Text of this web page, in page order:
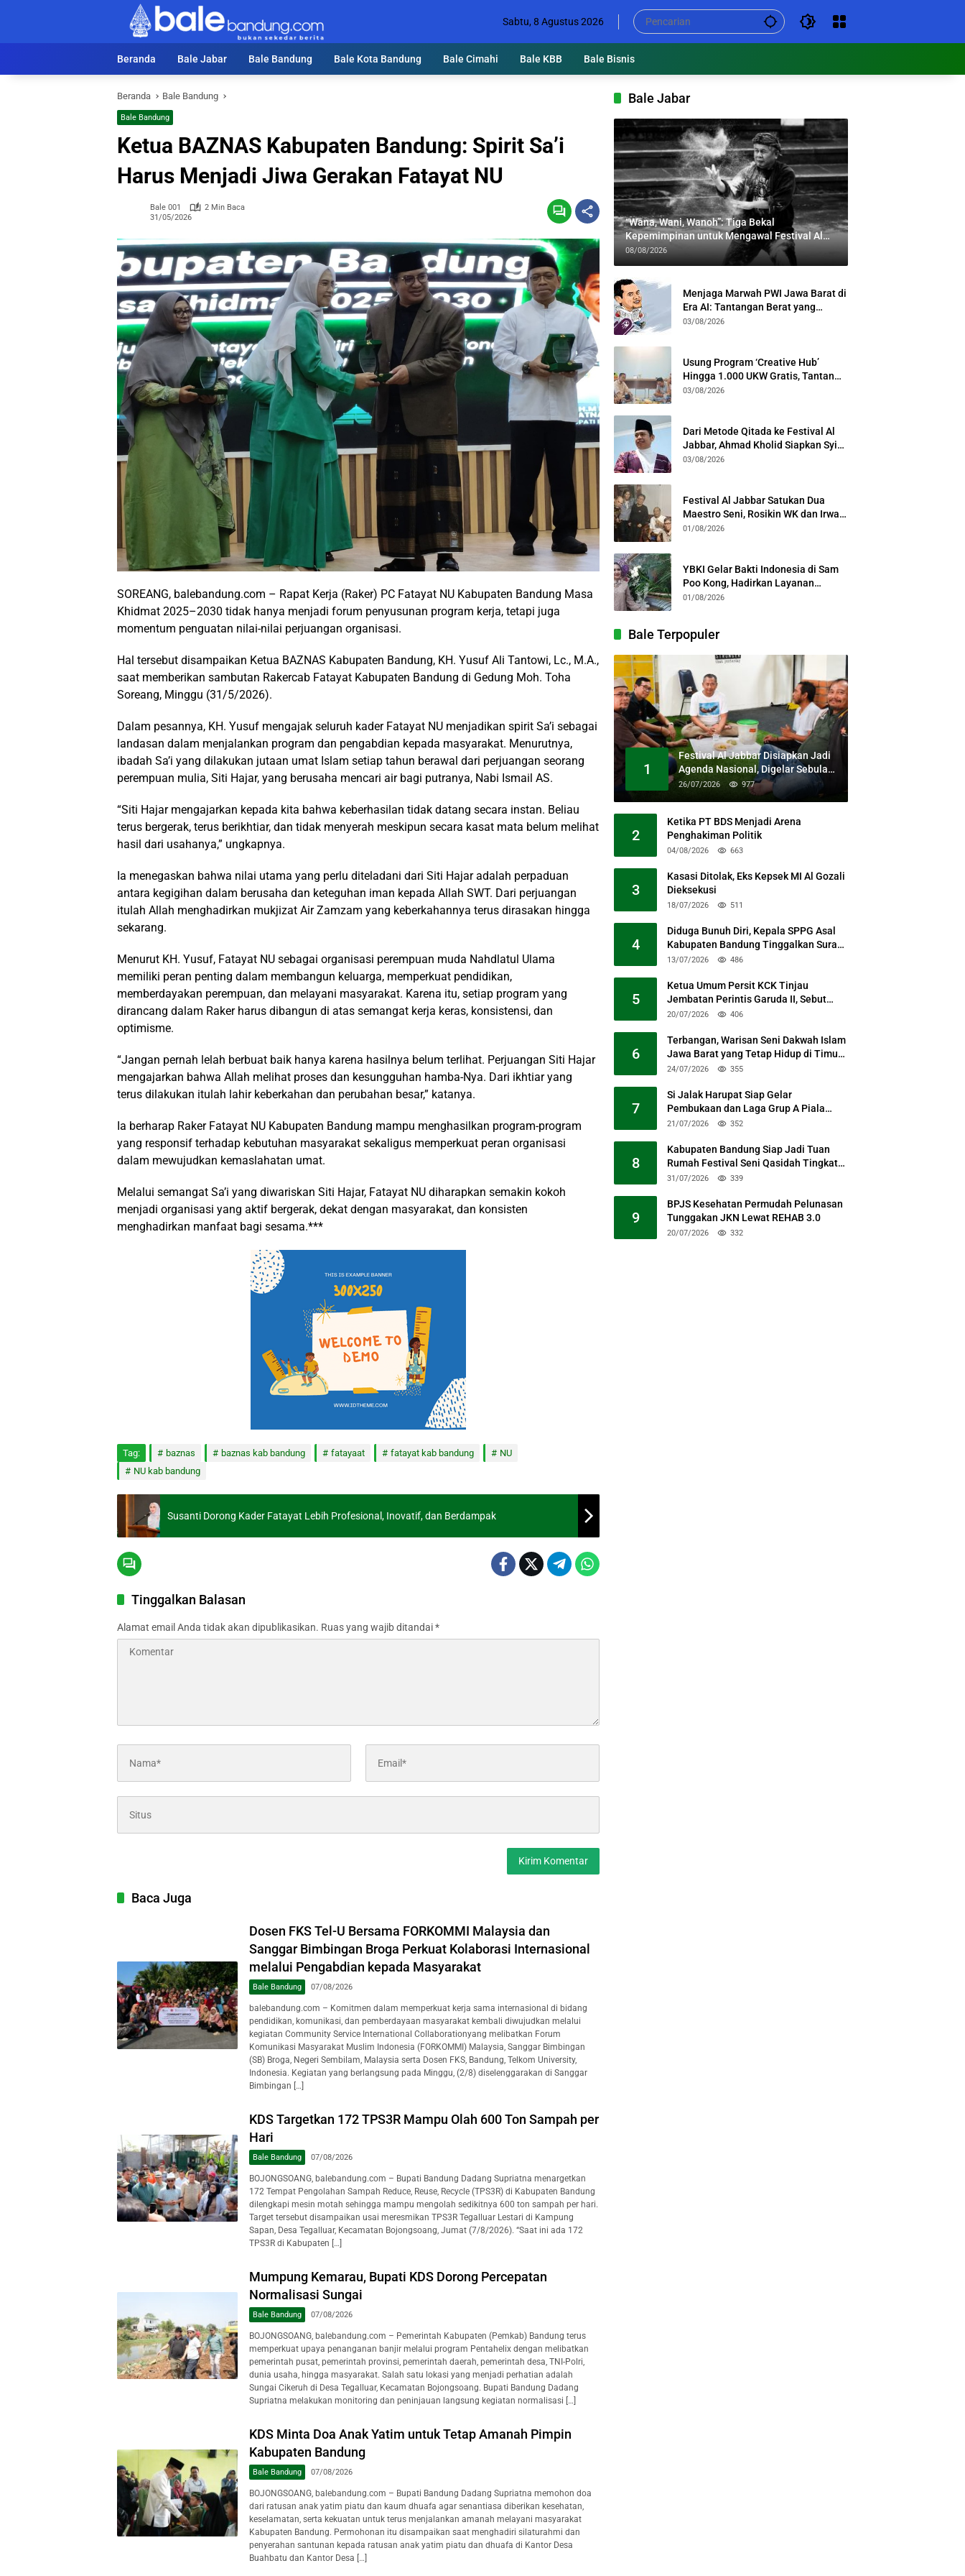
Sabtu, 8 Agustus 2026
Beranda Bale Jabar Bale Bandung Bale Kota Bandung Bale Cimahi Bale KBB Bale Bisnis
Beranda Bale Bandung
Bale Bandung
Ketua BAZNAS Kabupaten Bandung: Spirit Sa’i
Harus Menjadi Jiwa Gerakan Fatayat NU
Bale 001
2 Min Baca
31/05/2026
SOREANG, balebandung.com – Rapat Kerja (Raker) PC Fatayat NU Kabupaten Bandung Masa
Khidmat 2025–2030 tidak hanya menjadi forum penyusunan program kerja, tetapi juga
momentum penguatan nilai-nilai perjuangan organisasi.
Hal tersebut disampaikan Ketua BAZNAS Kabupaten Bandung, KH. Yusuf Ali Tantowi, Lc., M.A.,
saat memberikan sambutan Rakercab Fatayat Kabupaten Bandung di Gedung Moh. Toha
Soreang, Minggu (31/5/2026).
Dalam pesannya, KH. Yusuf mengajak seluruh kader Fatayat NU menjadikan spirit Sa’i sebagai
landasan dalam menjalankan program dan pengabdian kepada masyarakat. Menurutnya,
ibadah Sa’i yang dilakukan jutaan umat Islam setiap tahun berawal dari perjuangan seorang
perempuan mulia, Siti Hajar, yang berusaha mencari air bagi putranya, Nabi Ismail AS.
“Siti Hajar mengajarkan kepada kita bahwa keberhasilan tidak datang secara instan. Beliau
terus bergerak, terus berikhtiar, dan tidak menyerah meskipun secara kasat mata belum melihat
hasil dari usahanya,” ungkapnya.
Ia menegaskan bahwa nilai utama yang perlu diteladani dari Siti Hajar adalah perpaduan
antara kegigihan dalam berusaha dan keteguhan iman kepada Allah SWT. Dari perjuangan
itulah Allah menghadirkan mukjizat Air Zamzam yang keberkahannya terus dirasakan hingga
sekarang.
Menurut KH. Yusuf, Fatayat NU sebagai organisasi perempuan muda Nahdlatul Ulama
memiliki peran penting dalam membangun keluarga, memperkuat pendidikan,
memberdayakan perempuan, dan melayani masyarakat. Karena itu, setiap program yang
dirancang dalam Raker harus dibangun di atas semangat kerja keras, konsistensi, dan
optimisme.
“Jangan pernah lelah berbuat baik hanya karena hasilnya belum terlihat. Perjuangan Siti Hajar
mengajarkan bahwa Allah melihat proses dan kesungguhan hamba-Nya. Dari ikhtiar yang
terus dilakukan itulah lahir keberkahan dan perubahan besar,” katanya.
Ia berharap Raker Fatayat NU Kabupaten Bandung mampu menghasilkan program-program
yang responsif terhadap kebutuhan masyarakat sekaligus memperkuat peran organisasi
dalam mewujudkan kemaslahatan umat.
Melalui semangat Sa’i yang diwariskan Siti Hajar, Fatayat NU diharapkan semakin kokoh
menjadi organisasi yang aktif bergerak, dekat dengan masyarakat, dan konsisten
menghadirkan manfaat bagi sesama.***
Tag: baznas baznas kab bandung fatayaat fatayat kab bandung
NU
NU kab bandung
Susanti Dorong Kader Fatayat Lebih Profesional, Inovatif, dan Berdampak
Tinggalkan Balasan
Alamat email Anda tidak akan dipublikasikan. Ruas yang wajib ditandai*
Baca Juga
Dosen FKS Tel-U Bersama FORKOMMI Malaysia dan
Sanggar Bimbingan Broga Perkuat Kolaborasi Internasional
melalui Pengabdian kepada Masyarakat
Bale Bandung 07/08/2026
balebandung.com – Komitmen dalam memperkuat kerja sama internasional di bidang
pendidikan, komunikasi, dan pemberdayaan masyarakat kembali diwujudkan melalui
kegiatan Community Service International Collaborationyang melibatkan Forum
Komunikasi Masyarakat Muslim Indonesia (FORKOMMI) Malaysia, Sanggar Bimbingan
(SB) Broga, Negeri Sembilam, Malaysia serta Dosen FKS, Bandung, Telkom University,
Indonesia. Kegiatan yang berlangsung pada Minggu, (2/8) diselenggarakan di Sanggar
Bimbingan […]
KDS Targetkan 172 TPS3R Mampu Olah 600 Ton Sampah per
Hari
Bale Bandung 07/08/2026
BOJONGSOANG, balebandung.com – Bupati Bandung Dadang Supriatna menargetkan
172 Tempat Pengolahan Sampah Reduce, Reuse, Recycle (TPS3R) di Kabupaten Bandung
dilengkapi mesin motah sehingga mampu mengolah sedikitnya 600 ton sampah per hari.
Target tersebut disampaikan usai meresmikan TPS3R Tegalluar Lestari di Kampung
Sapan, Desa Tegalluar, Kecamatan Bojongsoang, Jumat (7/8/2026). “Saat ini ada 172
TPS3R di Kabupaten […]
Mumpung Kemarau, Bupati KDS Dorong Percepatan
Normalisasi Sungai
Bale Bandung 07/08/2026
BOJONGSOANG, balebandung.com – Pemerintah Kabupaten (Pemkab) Bandung terus
memperkuat upaya penanganan banjir melalui program Pentahelix dengan melibatkan
pemerintah pusat, pemerintah provinsi, pemerintah daerah, pemerintah desa, TNI-Polri,
dunia usaha, hingga masyarakat. Salah satu lokasi yang menjadi perhatian adalah
Sungai Cikeruh di Desa Tegalluar, Kecamatan Bojongsoang. Bupati Bandung Dadang
Supriatna melakukan monitoring dan peninjauan langsung kegiatan normalisasi […]
KDS Minta Doa Anak Yatim untuk Tetap Amanah Pimpin
Kabupaten Bandung
Bale Bandung 07/08/2026
BOJONGSOANG, balebandung.com – Bupati Bandung Dadang Supriatna memohon doa
dari ratusan anak yatim piatu dan kaum dhuafa agar senantiasa diberikan kesehatan,
keselamatan, serta kekuatan untuk terus menjalankan amanah melayani masyarakat
Kabupaten Bandung. Permohonan itu disampaikan saat menghadiri silaturahmi dan
penyerahan santunan kepada ratusan anak yatim piatu dan dhuafa di Kantor Desa
Buahbatu dan Kantor Desa […]
Bale Jabar
“Wana, Wani, Wanoh”: Tiga Bekal
Kepemimpinan untuk Mengawal Festival Al
Jabbar
08/08/2026
Menjaga Marwah PWI Jawa Barat di
Era AI: Tantangan Berat yang
Menuntut Solidaritas Lintas
03/08/2026
Usung Program ‘Creative Hub’
Hingga 1.000 UKW Gratis, Tantan
Sulthon Paparkan Visi PWI Jabar di
03/08/2026
Dari Metode Qitada ke Festival Al
Jabbar, Ahmad Kholid Siapkan Syiar
Al-Qur’an Lewat Nada
03/08/2026
Festival Al Jabbar Satukan Dua
Maestro Seni, Rosikin WK dan Irwan
Guntari Garap Pertunjukan Kolosal
01/08/2026
YBKI Gelar Bakti Indonesia di Sam
Poo Kong, Hadirkan Layanan
Kesehatan Gratis dan Dialog
01/08/2026
Bale Terpopuler
1
Festival Al Jabbar Disiapkan Jadi
Agenda Nasional, Digelar Sebulan
Penuh di Kawasan Masjid Raya Al
26/07/2026 977
2
Ketika PT BDS Menjadi Arena
Penghakiman Politik
04/08/2026 663
3
Kasasi Ditolak, Eks Kepsek MI Al Gozali
Dieksekusi
18/07/2026 511
4
Diduga Bunuh Diri, Kepala SPPG Asal
Kabupaten Bandung Tinggalkan Surat
Permohonan Maaf
13/07/2026 486
5
Ketua Umum Persit KCK Tinjau
Jembatan Perintis Garuda II, Sebut
Simbol Kebersamaan TNI dan Rakyat
20/07/2026 406
6
Terbangan, Warisan Seni Dakwah Islam
Jawa Barat yang Tetap Hidup di Timur
Kabupaten Bandung
24/07/2026 355
7
Si Jalak Harupat Siap Gelar
Pembukaan dan Laga Grup A Piala
Presiden 2026 Sabtu Mendatang
21/07/2026 352
8
Kabupaten Bandung Siap Jadi Tuan
Rumah Festival Seni Qasidah Tingkat
Nasional
31/07/2026 339
9
BPJS Kesehatan Permudah Pelunasan
Tunggakan JKN Lewat REHAB 3.0
20/07/2026 332